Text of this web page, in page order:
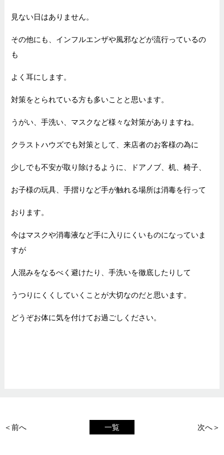
見ない日はありません。
その他にも、インフルエンザや風邪などが流行っているの
も
よく耳にします。
対策をとられている方も多いことと思います。
うがい、手洗い、マスクなど様々な対策がありますね。
クラストハウズでも対策として、来店者のお客様の為に
少しでも不安が取り除けるように、ドアノブ、机、椅子、
お子様の玩具、手摺りなど手が触れる場所は消毒を行って
おります。
今はマスクや消毒液など手に入りにくいものになっていま
すが
人混みをなるべく避けたり、手洗いを徹底したりして
うつりにくくしていくことが大切なのだと思います。
どうぞお体に気を付けてお過ごしください。
一覧
＜前へ 次へ＞